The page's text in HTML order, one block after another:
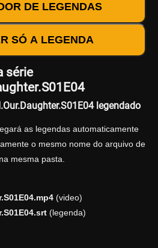
DE LEGENDAS
SÓ A LEGENDA
série
legendado
as legendas automaticamente
o mesmo nome do arquivo de
mesma pasta.
(video)
(legenda)